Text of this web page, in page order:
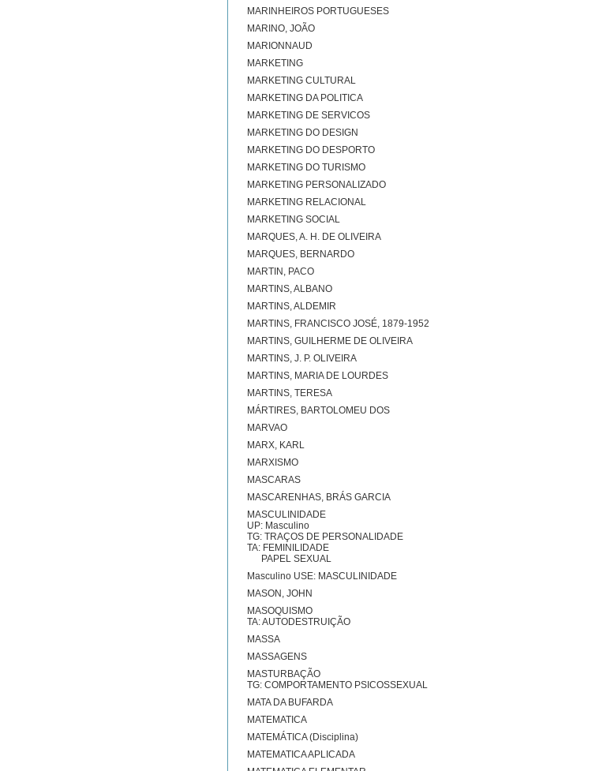
MARINHEIROS PORTUGUESES
MARINO, JOÃO
MARIONNAUD
MARKETING
MARKETING CULTURAL
MARKETING DA POLITICA
MARKETING DE SERVICOS
MARKETING DO DESIGN
MARKETING DO DESPORTO
MARKETING DO TURISMO
MARKETING PERSONALIZADO
MARKETING RELACIONAL
MARKETING SOCIAL
MARQUES, A. H. DE OLIVEIRA
MARQUES, BERNARDO
MARTIN, PACO
MARTINS, ALBANO
MARTINS, ALDEMIR
MARTINS, FRANCISCO JOSÉ, 1879-1952
MARTINS, GUILHERME DE OLIVEIRA
MARTINS, J. P. OLIVEIRA
MARTINS, MARIA DE LOURDES
MARTINS, TERESA
MÁRTIRES, BARTOLOMEU DOS
MARVAO
MARX, KARL
MARXISMO
MASCARAS
MASCARENHAS, BRÁS GARCIA
MASCULINIDADE
UP: Masculino
TG: TRAÇOS DE PERSONALIDADE
TA: FEMINILIDADE
PAPEL SEXUAL
Masculino USE: MASCULINIDADE
MASON, JOHN
MASOQUISMO
TA: AUTODESTRUIÇÃO
MASSA
MASSAGENS
MASTURBAÇÃO
TG: COMPORTAMENTO PSICOSSEXUAL
MATA DA BUFARDA
MATEMATICA
MATEMÁTICA (Disciplina)
MATEMATICA APLICADA